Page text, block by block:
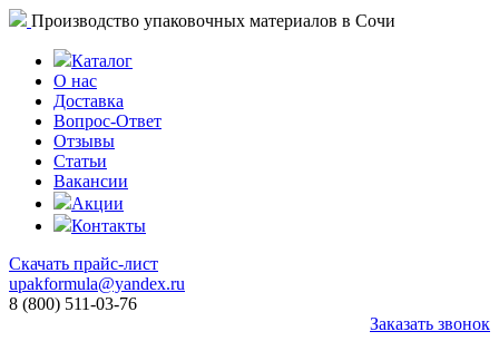
Производство упаковочных материалов в Сочи
Каталог
О нас
Доставка
Вопрос-Ответ
Отзывы
Статьи
Вакансии
Акции
Контакты
Скачать прайс-лист
upakformula@yandex.ru
8 (800) 511-03-76
Заказать звонок